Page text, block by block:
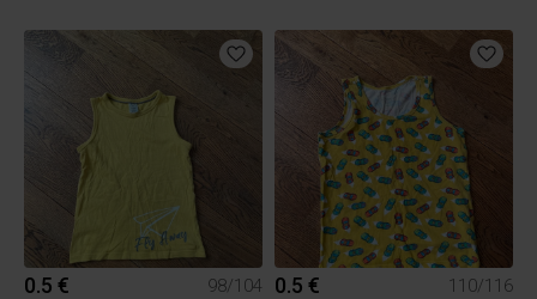
0.5 € 98/104 0.5 € 110/116